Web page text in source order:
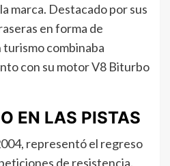
marca. Destacado por sus
en forma de
combinaba
con su motor V8 Biturbo
EN LAS PISTAS
representó el regreso
de resistencia.